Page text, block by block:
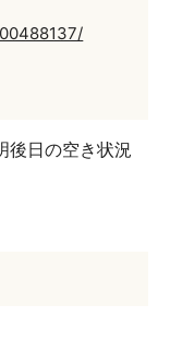
後日の空き状況